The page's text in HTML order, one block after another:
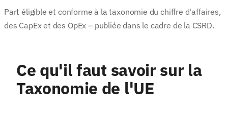
Part éligible et conforme à la taxonomie du chiffre d'affaires,
des CapEx et des OpEx – publiée dans le cadre de la CSRD.
Ce qu'il faut savoir sur la
Taxonomie de l'UE